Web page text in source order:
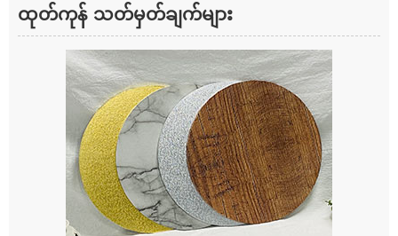
ထုတ်ကုန် သတ်မှတ်ချက်များ